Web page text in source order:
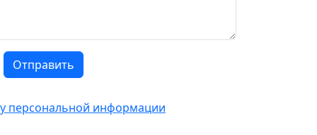
Отправить
персональной информации